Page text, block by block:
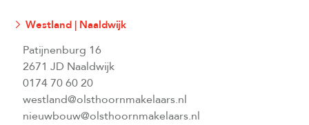
Westland | Naaldwijk
Patijnenburg 16
2671 JD Naaldwijk
0174 70 60 20
westland@olsthoornmakelaars.nl
nieuwbouw@olsthoornmakelaars.nl